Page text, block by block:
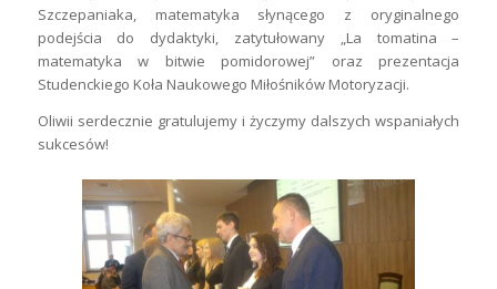
Szczepaniaka, matematyka słynącego z oryginalnego
podejścia do dydaktyki, zatytułowany „La tomatina –
matematyka w bitwie pomidorowej” oraz prezentacja
Studenckiego Koła Naukowego Miłośników Motoryzacji.
Oliwii serdecznie gratulujemy i życzymy dalszych wspaniałych
sukcesów!